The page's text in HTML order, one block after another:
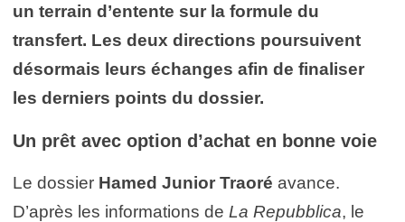
un terrain d’entente sur la formule du
transfert. Les deux directions poursuivent
désormais leurs échanges afin de finaliser
les derniers points du dossier.
Un prêt avec option d’achat en bonne voie
Le dossier Hamed Junior Traoré avance.
D’après les informations de La Repubblica, le